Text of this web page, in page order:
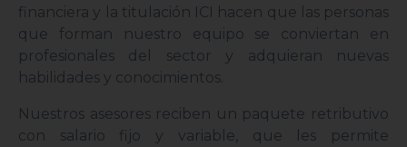
financiera y la titulación ICI hacen que las personas
que forman nuestro equipo se conviertan en
profesionales del sector y adquieran nuevas
habilidades y conocimientos.
Nuestros asesores reciben un paquete retributivo
con salario fijo y variable, que les permite